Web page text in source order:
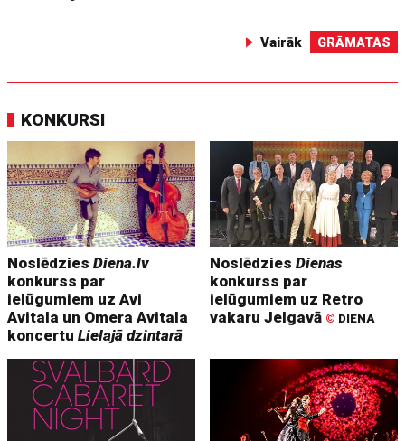
Vairāk GRĀMATAS
KONKURSI
NoslēdziesDiena.lv
konkurss par
ielūgumiem uz Avi
Avitala un Omera Avitala
koncertuLielajā dzintarā
NoslēdziesDienas
konkurss par
ielūgumiem uz Retro
vakaru Jelgavā © DIENA